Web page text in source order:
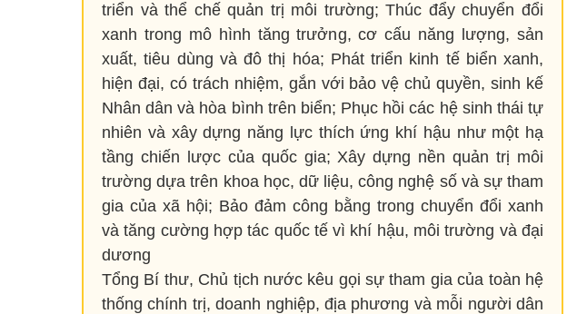
triển và thể chế quản trị môi trường; Thúc đẩy chuyển đổi
xanh trong mô hình tăng trưởng, cơ cấu năng lượng, sản
xuất, tiêu dùng và đô thị hóa; Phát triển kinh tế biển xanh,
hiện đại, có trách nhiệm, gắn với bảo vệ chủ quyền, sinh kế
Nhân dân và hòa bình trên biển; Phục hồi các hệ sinh thái tự
nhiên và xây dựng năng lực thích ứng khí hậu như một hạ
tầng chiến lược của quốc gia; Xây dựng nền quản trị môi
trường dựa trên khoa học, dữ liệu, công nghệ số và sự tham
gia của xã hội; Bảo đảm công bằng trong chuyển đổi xanh
và tăng cường hợp tác quốc tế vì khí hậu, môi trường và đại
dương
Tổng Bí thư, Chủ tịch nước kêu gọi sự tham gia của toàn hệ
thống chính trị, doanh nghiệp, địa phương và mỗi người dân